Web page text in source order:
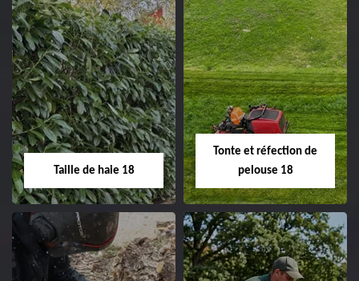
Elagage d'arbre 18
Entreprise élagage
d'arbre 18 Cher tel:
02.52.56.49.40
Abattage d'arbres
18
Entreprise abattage
Taille de haie 18
Tonte et réfection de
pelouse 18